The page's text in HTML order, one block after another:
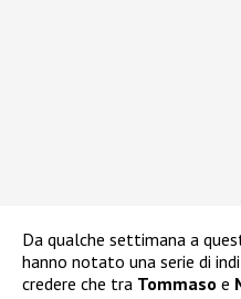
Da qualche settimana a
hanno notato una serie di
credere che tra Tommaso e